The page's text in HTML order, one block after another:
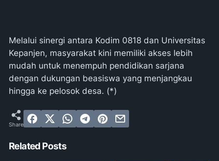
Melalui sinergi antara Kodim 0818 dan Universitas
Kepanjen, masyarakat kini memiliki akses lebih
mudah untuk menempuh pendidikan sarjana
dengan dukungan beasiswa yang menjangkau
hingga ke pelosok desa. (*)
Related Posts